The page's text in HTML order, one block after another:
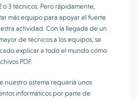
o 3 técnicos. Pero rápidamente,
más equipo para apoyar el fuerte
actividad. Con la llegada de un
de técnicos a los equipos, se
explicar a todo el mundo cómo
PDF.
nuestro sistema requería unos
informáticos por parte de